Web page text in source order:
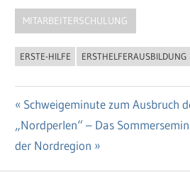
MITARBEITERSCHULUNG
ERSTE-HILFE ERSTHELFERAUSBILDUNG
Beitragsnavigation
Vorheriger
Beitrag:
Schweigeminute zum Ausbruch
Nächster
Beitrag:
„Nordperlen“ – Das
der Nordregion